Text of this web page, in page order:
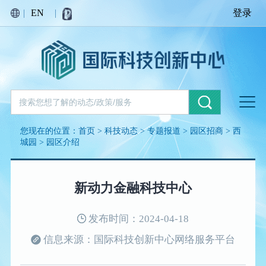
| EN | 登录
您现在的位置：首页 >科技动态>专题报道 > 园区招商 >西
城园 > 园区介绍
新动力金融科技中心
发布时间：2024-04-18
信息来源：国际科技创新中心网络服务平台